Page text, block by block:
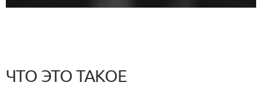
ЧТО ЭТО ТАКОЕ